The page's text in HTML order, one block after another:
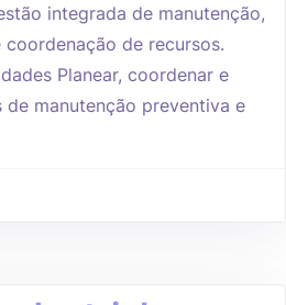
integrada de manutenção,
de recursos.
Planear, coordenar e
manutenção preventiva e